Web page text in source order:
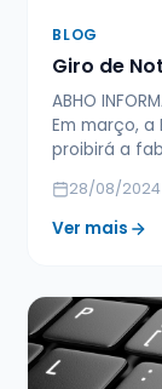
BLOG
Giro de
ABHO
Em março, a
proibirá a
28/08/2024
Ver mais